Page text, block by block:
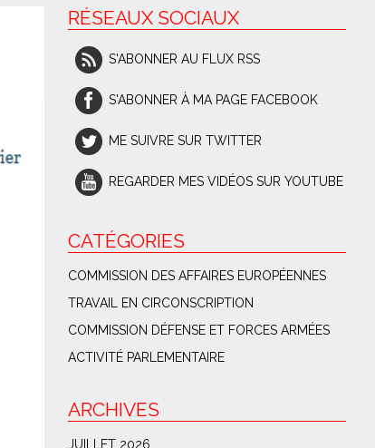
RÉSEAUX SOCIAUX
S'ABONNER AU FLUX RSS
S'ABONNER À MA PAGE FACEBOOK
ME SUIVRE SUR TWITTER
REGARDER MES VIDÉOS SUR YOUTUBE
CATÉGORIES
COMMISSION DES AFFAIRES EUROPÉENNES
TRAVAIL EN CIRCONSCRIPTION
COMMISSION DÉFENSE ET FORCES ARMÉES
ACTIVITÉ PARLEMENTAIRE
ARCHIVES
JUILLET 2026